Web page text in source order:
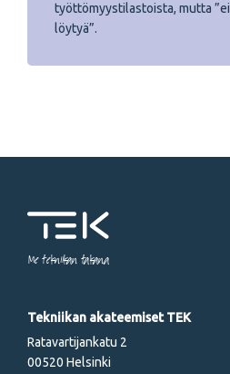
työttömyystilastoista, mutta
löytyä”.
Me tekniikan takana
Tekniikan akateemiset TEK
Ratavartijankatu 2
00520 Helsinki